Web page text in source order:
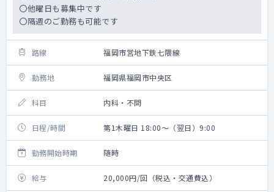
〇他曜日も募集中です
〇隔週のご勤務も可能です
路線 福岡市営地下鉄七隈線
勤務地 福岡県福岡市中央区
科目 内科・不問
日程/時間 第1木曜日 18:00～（翌日）9:00
勤務開始時期 随時
給与 20,000円/回（税込・交通費込）